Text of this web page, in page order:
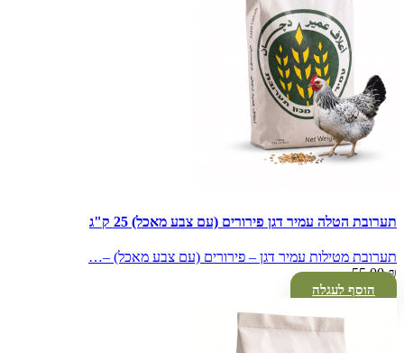
תערובת הטלה עמיר דגן פירורים (עם צבע מאכל) 25 ק"ג
תערובת מטילות עמיר דגן – פירורים (עם צבע מאכל) –…
55.00₪
הוסף לעגלה